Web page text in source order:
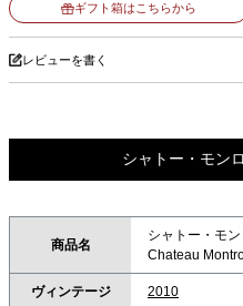
ギフト箱はこちらから
レビューを書く
シャトー・モン
商品名
シャトー・モ
Chateau
ヴィンテージ 2010